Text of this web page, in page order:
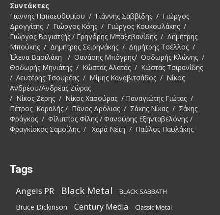
Συντάκτες
Γιάννης Παπαευθυμίου / Γιάννης Σαββίδης / Γιώργος
Δρογγίτης / Γιώργος Κόης / Γιώργος Κουκουλάκης /
Γιώργος Βογιατζής / Γρηγόρης Μπαξεβανίδης / Δημήτρης
Μπούκης / Δημήτρης Σειρηνάκης / Δημήτρης Τσέλλος /
Έλενα Βασιλάκη / Θανάσης Μπόγρης/ Θοδωρής Κλώνης /
Θοδωρής Μηνιάτης / Κώστας Αλατάς / Κώστας Τσιρανίδης
/ Λευτέρης Τσουρέας / Μίμης Καναβιτσάδος / Νίκος
Ανδρέου/Ανδρέας Ζώρας
/ Νίκος Ζέρης / Νίκος Χασούρας / Παναγιώτης Γιώτας /
Πέτρος Καραλής / Πάνος Δρόλιας / Σάκης Νίκας / Σάκης
Φράγκος / Φίλιππος Φίλης / Φανούρης Εξηνταβελόνης /
Φραγκίσκος Σαμοΐλης / Χαρά Νέτη / Παύλος Παυλάκης
Tags
Angels PR Black Metal BLACK SABBATH
Bruce Dickinson Century Media Classic Metal